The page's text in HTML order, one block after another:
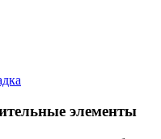
элементы